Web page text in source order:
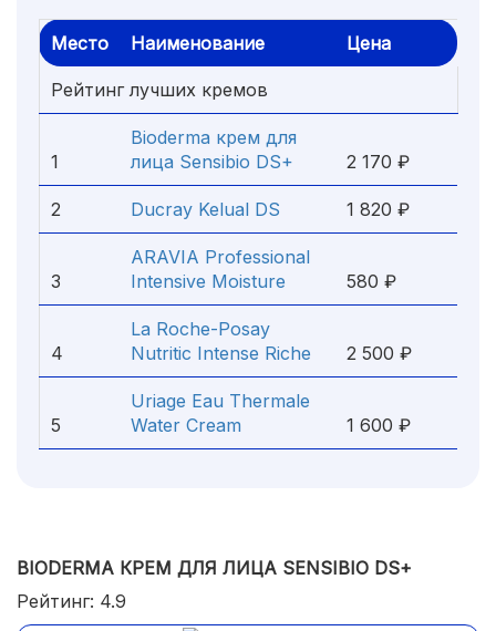
Место Наименование Цена
Рейтинг лучших кремов
1
Bioderma крем для
лица Sensibio DS+
2 170 ₽
2 Ducray Kelual DS 1 820 ₽
3
ARAVIA Professional
Intensive Moisture
580 ₽
4
La Roche-Posay
Nutritic Intense Riche
2 500 ₽
5
Uriage Eau Thermale
Water Cream
1 600 ₽
BIODERMA КРЕМ ДЛЯ ЛИЦА SENSIBIO DS+
Рейтинг: 4.9